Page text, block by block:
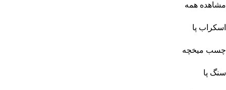
مشاهده همه
اسکراب پا
چسب میخچه
سنگ پا